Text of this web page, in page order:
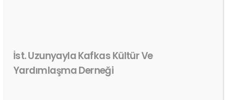
İst. Uzunyayla Kafkas Kültür Ve
Yardımlaşma Derneği